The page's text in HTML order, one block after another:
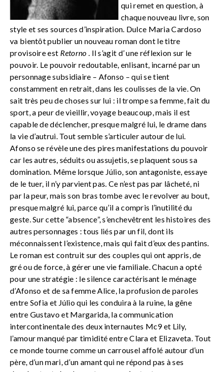
qui remet en question, à
chaque nouveau livre, son
style et ses sources d’inspiration. Dulce Maria Cardoso
va bientôt publier un nouveau roman dont le titre
provisoire est Retorno . Il s’agit d’ une réflexion sur le
pouvoir. Le pouvoir redoutable, enlisant, incarné par un
personnage subsidiaire – Afonso – qui se tient
constamment en retrait, dans les coulisses de la vie. On
sait très peu de choses sur lui : il trompe sa femme, fait du
sport, a peur de vieillir, voyage beaucoup, mais il est
capable de déclencher, presque malgré lui, le drame dans
la vie d’autrui. Tout semble s’articuler autour de lui.
Afonso se révèle une des pires manifestations du pouvoir
car les autres, séduits ou assujetis, se plaquent sous sa
domination. Même lorsque Júlio, son antagoniste, essaye
de le tuer, il n’y parvient pas. Ce n’est pas par lâcheté, ni
par la peur, mais son bras tombe avec le revolver au bout,
presque malgré lui, parce qu’il a compris l’inutilité du
geste. Sur cette “absence”, s’enchevêtrent les histoires des
autres personnages : tous liés par un fil, dont ils
méconnaissent l’existence, mais qui fait d’eux des pantins.
Le roman est contruit sur des couples qui ont appris, de
gré ou de force, à gérer une vie familiale. Chacun a opté
pour une stratégie : le silence caractérisant le ménage
d’Afonso et de sa femme Alice, la profusion de paroles
entre Sofia et Júlio qui les conduira à la ruine, la gêne
entre Gustavo et Margarida, la communication
intercontinentale des deux internautes Mc9 et Lily,
l’amour manqué par timidité entre Clara et Elizaveta. Tout
ce monde tourne comme un carrousel affolé autour d’un
père, d’un mari, d’un amant qui ne répond pas à ses